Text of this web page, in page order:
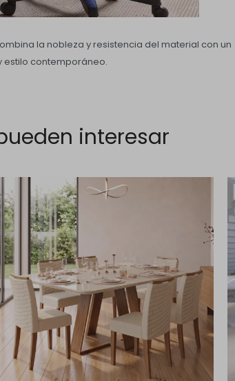
la nobleza y resistencia del material con un
estilo contemporáneo.
interesar